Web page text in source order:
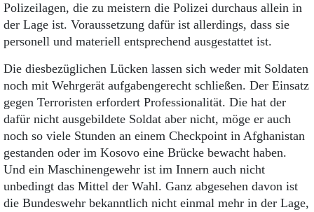
Polizeilagen, die zu meistern die Polizei durchaus allein in
der Lage ist. Voraussetzung dafür ist allerdings, dass sie
personell und materiell entsprechend ausgestattet ist.
Die diesbezüglichen Lücken lassen sich weder mit Soldaten
noch mit Wehrgerät aufgabengerecht schließen. Der Einsatz
gegen Terroristen erfordert Professionalität. Die hat der
dafür nicht ausgebildete Soldat aber nicht, möge er auch
noch so viele Stunden an einem Checkpoint in Afghanistan
gestanden oder im Kosovo eine Brücke bewacht haben.
Und ein Maschinengewehr ist im Innern auch nicht
unbedingt das Mittel der Wahl. Ganz abgesehen davon ist
die Bundeswehr bekanntlich nicht einmal mehr in der Lage,